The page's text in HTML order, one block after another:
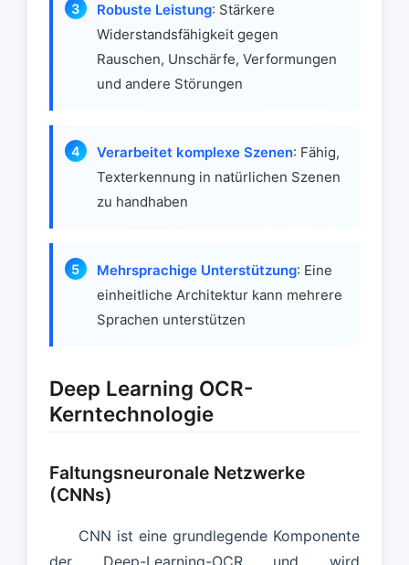
Robuste Leistung: Stärkere
Widerstandsfähigkeit gegen
Rauschen, Unschärfe, Verformungen
und andere Störungen
Verarbeitet komplexe Szenen: Fähig,
Texterkennung in natürlichen Szenen
zu handhaben
Mehrsprachige Unterstützung: Eine
einheitliche Architektur kann mehrere
Sprachen unterstützen
Deep Learning OCR-
Kerntechnologie
Faltungsneuronale Netzwerke
(CNNs)
CNN ist eine grundlegende Komponente